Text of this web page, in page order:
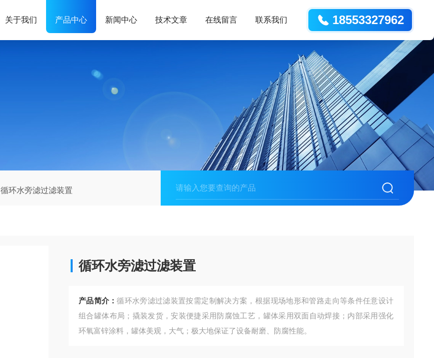
18553327962
关于我们 产品中心 新闻中心 技术文章 在线留言 联系我们
循环水旁滤过滤装置
循环水旁滤过滤装置
产品简介：循环水旁滤过滤装置按需定制解决方案，根据现场地形和管路走向等条件任意设计
组合罐体布局；撬装发货，安装便捷采用防腐蚀工艺，罐体采用双面自动焊接；内部采用强化
环氧富锌涂料，罐体美观，大气；极大地保证了设备耐磨、防腐性能。